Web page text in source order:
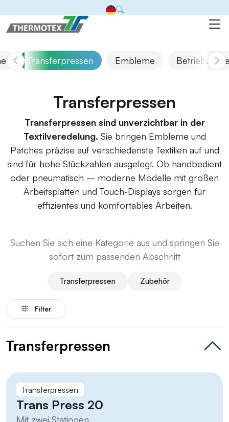
Transferpressen Embleme
Transferpressen
Transferpressen sind unverzichtbar in der
Textilveredelung. Sie bringen Embleme und
Patches präzise auf verschiedenste Textilien auf und
sind für hohe Stückzahlen ausgelegt. Ob handbedient
oder pneumatisch – moderne Modelle mit großen
Arbeitsplatten und Touch-Displays sorgen für
effizientes und komfortables Arbeiten.
Suchen Sie sich eine Kategorie aus und springen Sie
sofort zum passenden Abschnitt
Transferpressen Zubehör
Filter
Transferpressen
Transferpressen
Trans Press 20
Mit zwei Stationen